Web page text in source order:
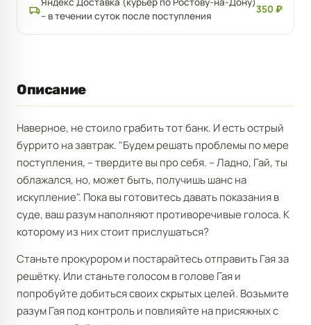
– в течении суток после поступления
350 ₽
Описание
Наверное, не стоило грабить тот банк. И есть острый
буррито на завтрак. "Будем решать проблемы по мере
поступления, – твердите вы про себя. – Ладно, Гай, ты
облажался, но, может быть, получишь шанс на
искупление". Пока вы готовитесь давать показания в
суде, ваш разум наполняют противоречивые голоса. К
которому из них стоит прислушаться?
Станьте прокурором и постарайтесь отправить Гая за
решётку. Или станьте голосом в голове Гая и
попробуйте добиться своих скрытых целей. Возьмите
разум Гая под контроль и повлияйте на присяжных с